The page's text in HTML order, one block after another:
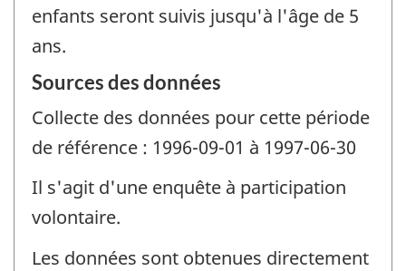
enfants seront suivis jusqu'à l'âge de 5
ans.
Sources des données
Collecte des données pour cette période
de référence : 1996-09-01 à 1997-06-30
Il s'agit d'une enquête à participation
volontaire.
Les données sont obtenues directement